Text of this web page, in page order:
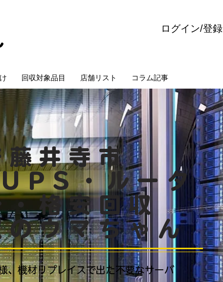
ログイン/登録
回収対象品目 店舗リスト コラム記事
藤井寺市
UPS・ルータ
格安回収
のウマちゃん
、機材リプレイスで出た不要なサーバ